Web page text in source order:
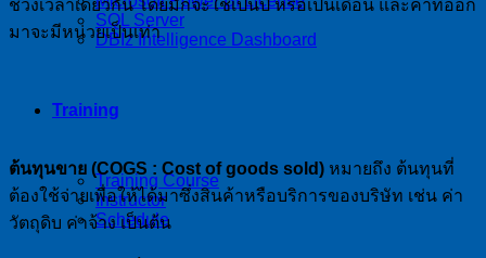
SQL Server
DBIz Intelligence Dashboard
Training
Training Course
Instructor
Schedule
ช่วงเวลาเดียวกัน โดยมักจะใช้เป็นปี หรือเป็นเดือน และค่าที่ออก
มาจะมีหน่วยเป็นเท่า
ต้นทุนขาย (COGS : Cost of goods sold) หมายถึง ต้นทุนที่
ต้องใช้จ่ายเพื่อให้ได้มาซึ่งสินค้าหรือบริการของบริษัท เช่น ค่า
วัตถุดิบ ค่าจ้าง เป็นต้น